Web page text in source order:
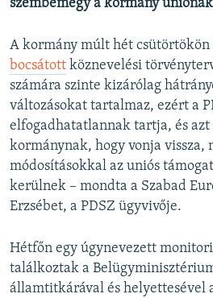
szembemegy a kormány
A kormány múlt hét
bocsátott köznevelési
számára szinte kizárólag
változásokat tartalmaz, ezért a
elfogadhatatlannak tartja, és azt
kormánynak, hogy vonja vissza,
módosításokkal az uniós
kerülnek – mondta a Szabad
Erzsébet, a PDSZ ügyvivője.
Hétfőn egy úgynevezett
találkoztak a
államtitkárával és helyettesével